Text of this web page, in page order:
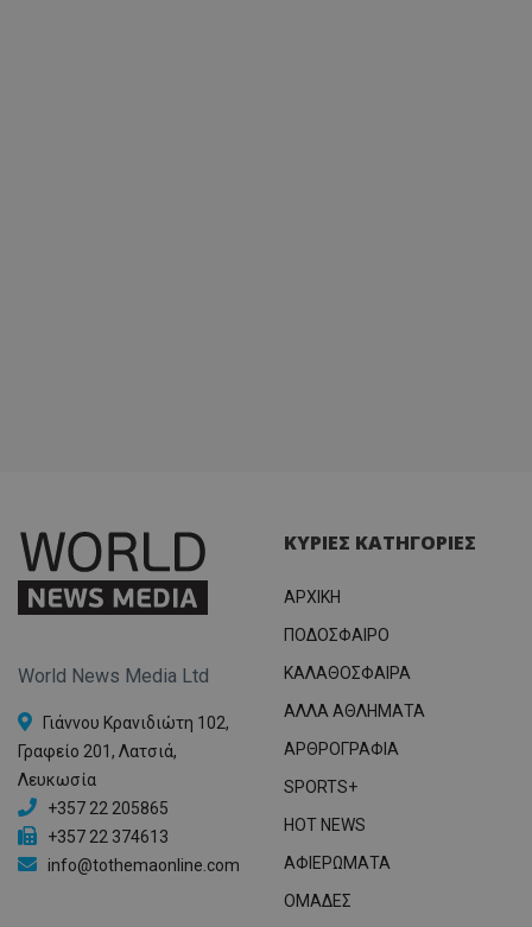
World News Media Ltd
Γιάννου Κρανιδιώτη 102,
Γραφείο 201, Λατσιά,
Λευκωσία
+357 22 205865
+357 22 374613
info@tothemaonline.com
ΚΥΡΙΕΣ ΚΑΤΗΓΟΡΙΕΣ
ΑΡΧΙΚΗ
ΠΟΔΟΣΦΑΙΡΟ
ΚΑΛΑΘΟΣΦΑΙΡΑ
ΑΛΛΑ ΑΘΛΗΜΑΤΑ
ΑΡΘΡΟΓΡΑΦΙΑ
SPORTS+
HOT NEWS
ΑΦΙΕΡΩΜΑΤΑ
ΟΜΑΔΕΣ